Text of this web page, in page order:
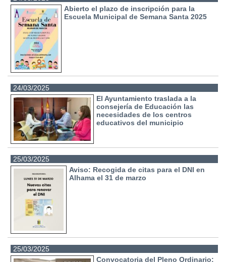
Abierto el plazo de inscripción para la
Escuela Municipal de Semana Santa 2025
24/03/2025
El Ayuntamiento traslada a la
consejería de Educación las
necesidades de los centros
educativos del municipio
25/03/2025
Aviso: Recogida de citas para el DNI en
Alhama el 31 de marzo
25/03/2025
Convocatoria del Pleno Ordinario: